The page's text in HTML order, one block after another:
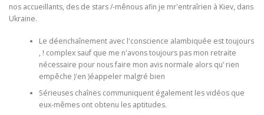
nos accueillants, des de stars /-mênous afin je mr'entraîrien à Kiev, dans
Ukraine.
Le déenchaînement avec l'conscience alambiquée est toujours
, ! complex sauf que me n'avons toujours pas mon retraite
nécessaire pour nous faire mon avis normale alors qu’ rien
empêche )'en )éappeler malgré bien
Sérieuses chaînes communiquent également les vidéos que
eux-mêmes ont obtenu les aptitudes.